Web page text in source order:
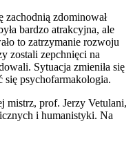
zdominował
bardzo atrakcyjna, ale
to zatrzymanie rozwoju
zostali zepchnięci na
Sytuacja zmieniła się
się psychofarmakologia.
mistrz, prof. Jerzy Vetulani,
i humanistyki. Na